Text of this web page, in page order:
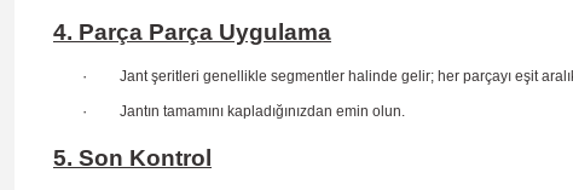
4. Parça Parça Uygulama
· Jant şeritleri genellikle segmentler halinde gelir; her parçayı eşit
· Jantın tamamını kapladığınızdan emin olun.
5. Son Kontrol